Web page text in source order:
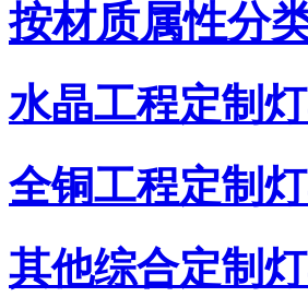
按材质属性分
水晶工程定制
全铜工程定制
其他综合定制